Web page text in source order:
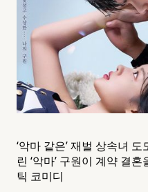
‘악마 같은’ 재벌 상속녀
린 ‘악마’ 구원이 계약 결
틱 코미디